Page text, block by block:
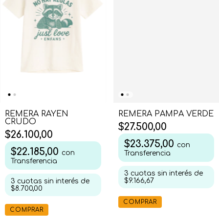
REMERA RAYEN
CRUDO
$26.100,00
$22.185,00 con
Transferencia
3 cuotas sin interés de
$8.700,00
COMPRAR
REMERA PAMPA VERDE
$27.500,00
$23.375,00 con
Transferencia
3 cuotas sin interés de
$9.166,67
COMPRAR